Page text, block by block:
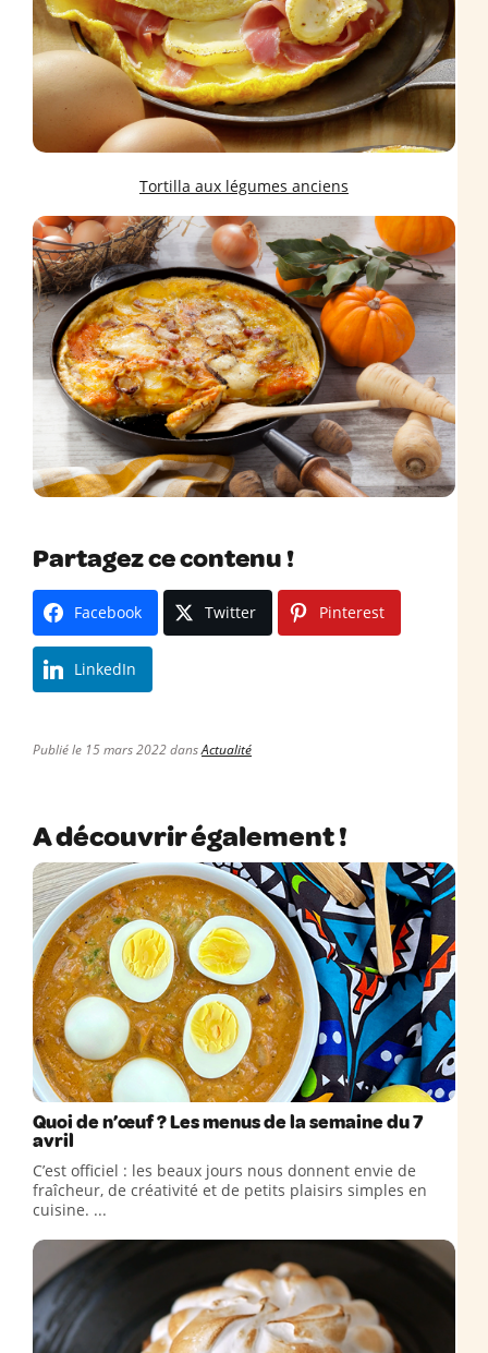
Tortilla aux légumes anciens
Partagez ce contenu !
Facebook Twitter Pinterest
LinkedIn
Publié le 15 mars 2022 dansActualité
A découvrir également !
Quoi de n’œuf ? Les menus de la semaine du 7
avril
C’est officiel : les beaux jours nous donnent envie de
fraîcheur, de créativité et de petits plaisirs simples en
cuisine. ...